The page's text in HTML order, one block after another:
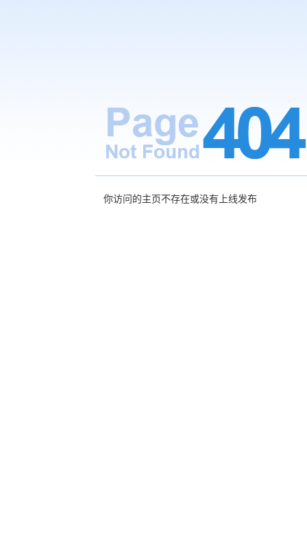
你访问的主页不存在或没有上线发布